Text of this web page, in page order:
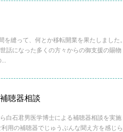
を縫って、何とか移転開業を果たしました。
話になった多くの方々からの御支援の賜物
...
聴器相談
白石君男医学博士による補聴器相談を実施
用の補聴器でじゅうぶんな聞え方を感じら